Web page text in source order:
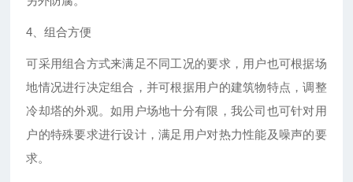
4、组合方便
可采用组合方式来满足不同工况的要求，用户也可根据场
地情况进行决定组合，并可根据用户的建筑物特点，调整
冷却塔的外观。如用户场地十分有限，我公司也可针对用
户的特殊要求进行设计，满足用户对热力性能及噪声的要
求。